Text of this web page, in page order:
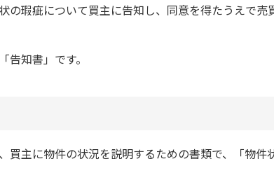
の瑕疵について買主に告知し、同意を得たうえで売
知書」です。
買主に物件の状況を説明するための書類で、「物件